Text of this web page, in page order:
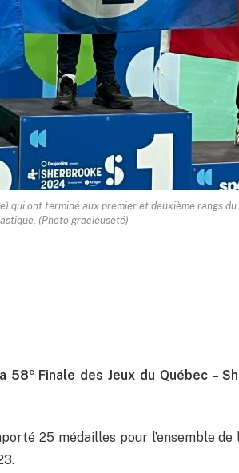
qui ont terminé aux premier et deuxième rangs
(Photo gracieuseté)
58eFinale des Jeux du Québec –
25 médailles pour l’ensemble de